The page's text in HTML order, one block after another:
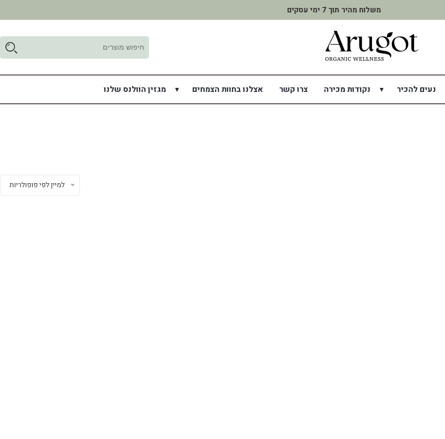
משלוח מהיר תוך 7 ימי עסקים
נעים להכיר נקודות מכירה צרו קשר אצלנו בחוות הצמחים מגזין הוולנס שלנו
למיין לפי פופולריות